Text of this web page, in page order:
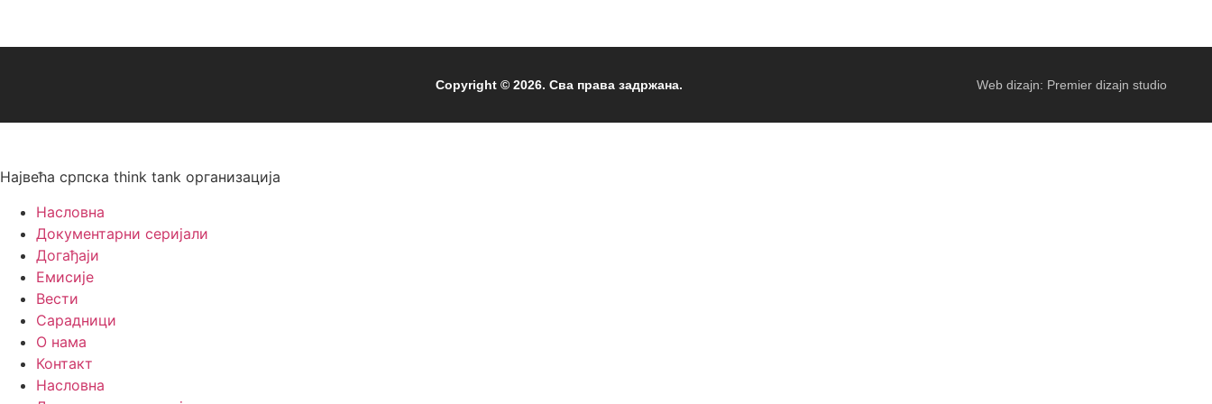
Copyright © 2026. Сва права задржана. Web dizajn: Premier dizajn studio
Највећа српска think tank организација
Насловна
Документарни серијали
Догађаји
Емисије
Вести
Сарадници
О нама
Контакт
Насловна